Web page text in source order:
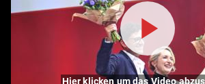
Hier klicken um das Video